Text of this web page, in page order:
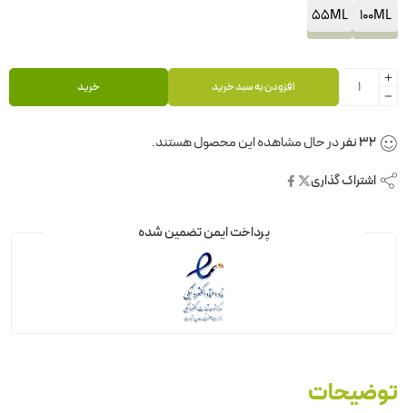
100ML
55ML
افزودن به سبد خرید خرید
32نفردر حال مشاهده این محصول هستند.
اشتراک گذاری
پرداخت ایمن تضمین شده
توضیحات